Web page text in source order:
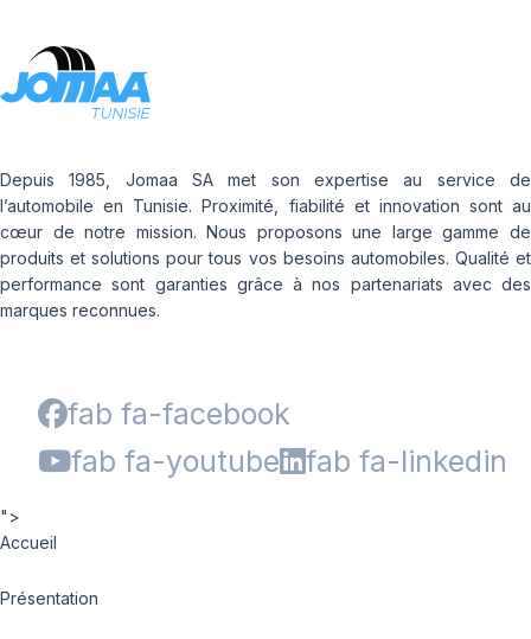
Depuis 1985, Jomaa SA met son expertise au service de
l’automobile en Tunisie. Proximité, fiabilité et innovation sont au
cœur de notre mission. Nous proposons une large gamme de
produits et solutions pour tous vos besoins automobiles. Qualité et
performance sont garanties grâce à nos partenariats avec des
marques reconnues.
fab fa-facebook
fab fa-youtube
fab fa-linkedin
">
Accueil
Présentation